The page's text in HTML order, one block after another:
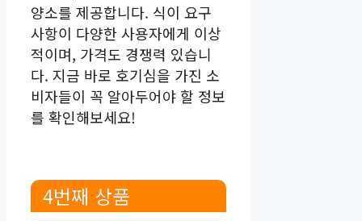
양소를 제공합니다. 식이 요구
사항이 다양한 사용자에게 이상
적이며, 가격도 경쟁력 있습니
다. 지금 바로 호기심을 가진 소
비자들이 꼭 알아두어야 할 정보
를 확인해보세요!
4번째 상품